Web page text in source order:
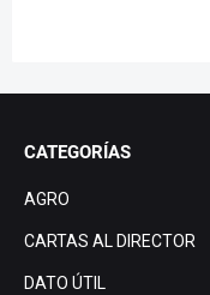
CATEGORÍAS
AGRO
CARTAS AL DIRECTOR
DATO ÚTIL